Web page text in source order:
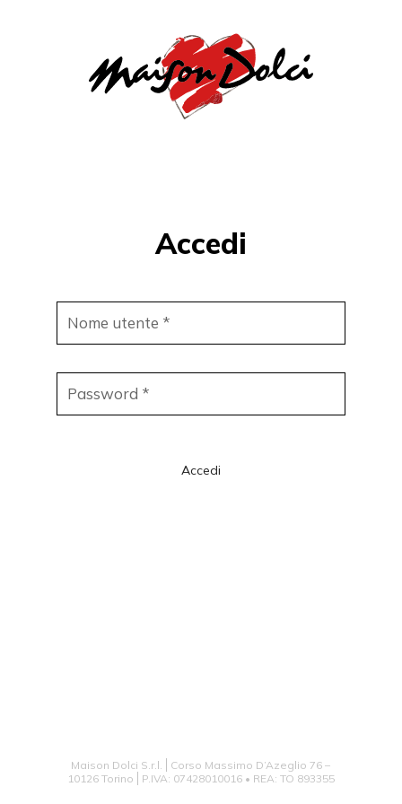
Accedi
Nome utente *
Password *
Accedi
Maison Dolci S.r.l.
Corso Massimo D’Azeglio 76 –
10126 Torino
P.IVA: 07428010016 • REA: TO 893355